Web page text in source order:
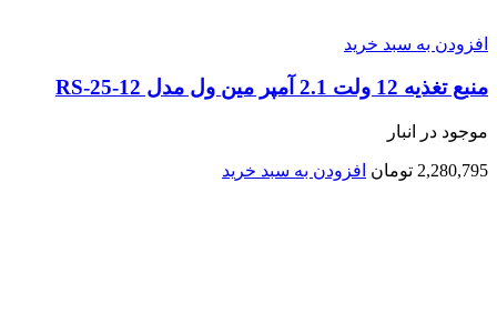
افزودن به سبد خرید
منبع تغذیه 12 ولت 2.1 آمپر مین ول مدل RS-25-12
موجود در انبار
2,280,795 تومان افزودن به سبد خرید